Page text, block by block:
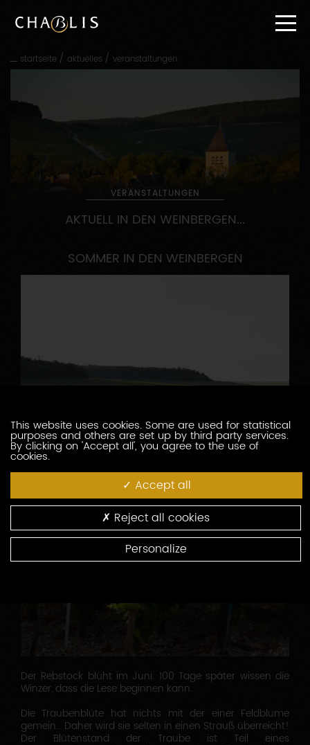
zum
Direkt
gehen
startseite / aktuelles / veranstaltungen
VERANSTALTUNGEN
AKTUELL IN DEN WEINBERGEN...
SOMMER IN DEN WEINBERGEN
Der Rebstock blüht im Juni. 100 Tage später wissen die
Winzer, dass die Lese beginnen kann.
Die Traubenblüte hat nichts mit der einer Feldblume
gemein… Daher wird sie selten in einen Strauß überreicht!
Der Blütenstand der Traube ist Teil eines
This website uses cookies. Some are used for statistical
purposes and others are set up by third party services.
By clicking on 'Accept all', you agree to the use of
cookies.
Accept all
Reject all cookies
Personalize